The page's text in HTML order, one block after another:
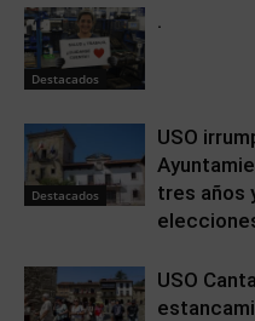
Destacados
.
Destacados
USO
tres años
USO